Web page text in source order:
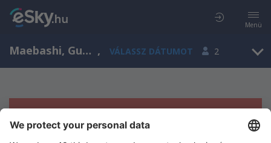
Menü
Maebashi, Gunma, Japán , VÁLASSZ DÁTUMOT 2